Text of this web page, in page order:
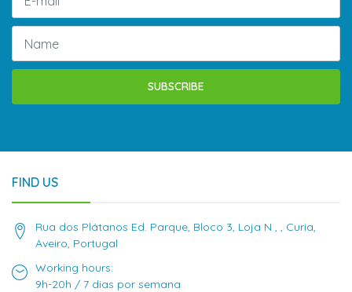
SUBSCRIBE
FIND US
Rua dos Plátanos Ed. Parque, Bloco 3, Loja N , , Curia,
Aveiro, Portugal
Working hours:
9h-20h / 7 dias por semana